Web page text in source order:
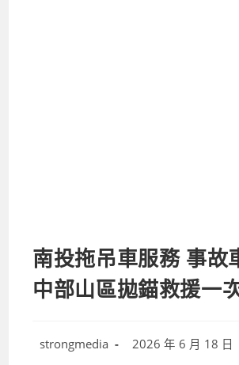
南投拖吊車服務 事故
中部山區拋錨救援一
Post
strongmedia
Post
2026 年 6 月 18 日